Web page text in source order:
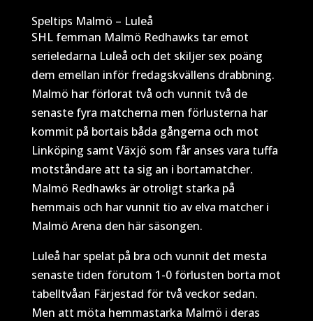
Speltips Malmö – Luleå
SHL femman Malmö Redhawks tar emot
serieledarna Luleå och det skiljer sex poäng
dem emellan inför fredagskvällens drabbning.
Malmö har förlorat två och vunnit två de
senaste fyra matcherna men förlusterna har
kommit på bortais båda gångerna och mot
Linköping samt Växjö som får anses vara tuffa
motståndare att ta sig an i bortamatcher.
Malmö Redhawks är otroligt starka på
hemmais och har vunnit tio av elva matcher i
Malmö Arena den här säsongen.
Luleå har spelat på bra och vunnit det mesta
senaste tiden förutom 1-0 förlusten borta mot
tabelltvåan Färjestad för två veckor sedan.
Men att möta hemmastarka Malmö i deras